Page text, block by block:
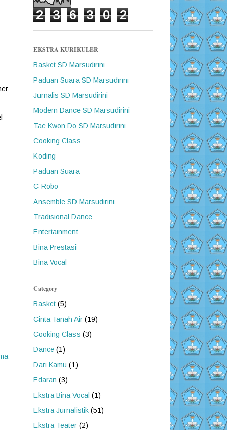
2 3 6 3 0 2
EKSTRA KURIKULER
Basket SD Marsudirini
Paduan Suara SD Marsudirini
Jurnalis SD Marsudirini
Modern Dance SD Marsudirini
Tae Kwon Do SD Marsudirini
Cooking Class
Koding
Paduan Suara
C-Robo
Ansemble SD Marsudirini
Tradisional Dance
Entertainment
Bina Prestasi
Bina Vocal
Category
Basket (5)
Cinta Tanah Air (19)
Cooking Class (3)
Dance (1)
Dari Kamu (1)
Edaran (3)
Ekstra Bina Vocal (1)
Ekstra Jurnalistik (51)
Ekstra Teater (2)